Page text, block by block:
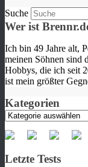
Suche
Wer ist
Ich bin 49 Jahre alt,
meinen Söhnen sind
Hobbys, die ich seit
ist mein größter
Kategorien
Kategorien
Letzte Tests